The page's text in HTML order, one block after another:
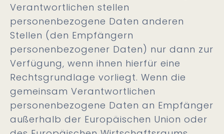
Verantwortlichen stellen
personenbezogene Daten anderen
Stellen (den Empfängern
personenbezogener Daten) nur dann zur
Verfügung, wenn ihnen hierfür eine
Rechtsgrundlage vorliegt. Wenn die
gemeinsam Verantwortlichen
personenbezogene Daten an Empfänger
außerhalb der Europäischen Union oder